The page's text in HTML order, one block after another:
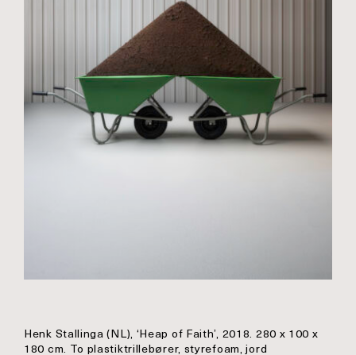
Henk Stallinga (NL), ‘Heap of Faith’, 2018. 280 x 100 x
180 cm. To plastiktrillebører, styrefoam, jord